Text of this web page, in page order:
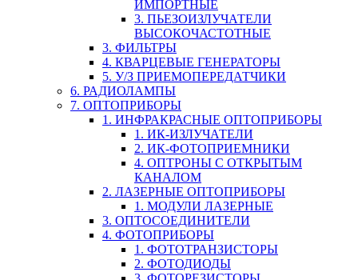
ИМПОРТНЫЕ
3. ПЬЕЗОИЗЛУЧАТЕЛИ
ВЫСОКОЧАСТОТНЫЕ
3. ФИЛЬТРЫ
4. КВАРЦЕВЫЕ ГЕНЕРАТОРЫ
5. У/З ПРИЕМОПЕРЕДАТЧИКИ
6. РАДИОЛАМПЫ
7. ОПТОПРИБОРЫ
1. ИНФРАКРАСНЫЕ ОПТОПРИБОРЫ
1. ИК-ИЗЛУЧАТЕЛИ
2. ИК-ФОТОПРИЕМНИКИ
4. ОПТРОНЫ С ОТКРЫТЫМ
КАНАЛОМ
2. ЛАЗЕРНЫЕ ОПТОПРИБОРЫ
1. МОДУЛИ ЛАЗЕРНЫЕ
3. ОПТОСОЕДИНИТЕЛИ
4. ФОТОПРИБОРЫ
1. ФОТОТРАНЗИСТОРЫ
2. ФОТОДИОДЫ